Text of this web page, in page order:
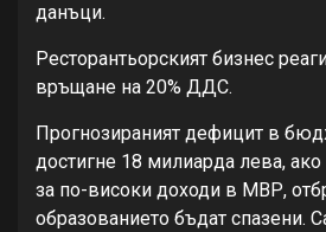
данъци.
Ресторантьорският бизнес
връщане на 20% ДДС.
Прогнозираният дефицит в
достигне 18 милиарда лева,
за по-високи доходи в МВР,
образованието бъдат спазени.